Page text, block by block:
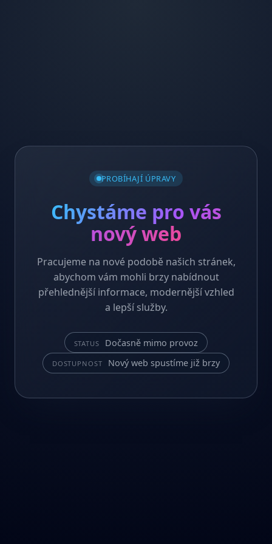
PROBÍHAJÍ ÚPRAVY
Chystáme pro vás
nový web
Pracujeme na nové podobě našich stránek,
abychom vám mohli brzy nabídnout
přehlednější informace, modernější vzhled
a lepší služby.
STATUS Dočasně mimo provoz
DOSTUPNOST Nový web spustíme již brzy